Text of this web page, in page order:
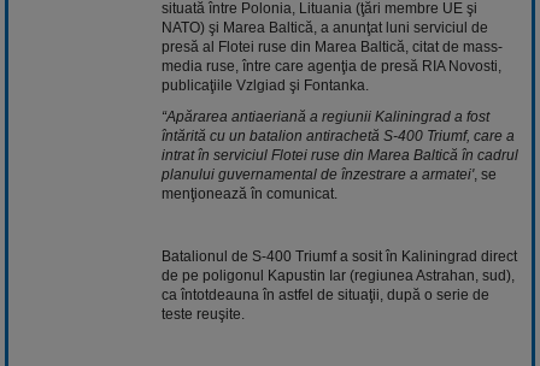
situată între Polonia, Lituania (ţări membre UE şi
NATO) şi Marea Baltică, a anunţat luni serviciul de
presă al Flotei ruse din Marea Baltică, citat de mass-
media ruse, între care agenţia de presă RIA Novosti,
publicaţiile Vzlgiad şi Fontanka.
“Apărarea antiaeriană a regiunii Kaliningrad a fost
întărită cu un batalion antirachetă S-400 Triumf, care a
intrat în serviciul Flotei ruse din Marea Baltică în cadrul
planului guvernamental de înzestrare a armatei', se
menţionează în comunicat.
Batalionul de S-400 Triumf a sosit în Kaliningrad direct
de pe poligonul Kapustin Iar (regiunea Astrahan, sud),
ca întotdeauna în astfel de situaţii, după o serie de
teste reuşite.